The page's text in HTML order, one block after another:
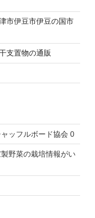
市伊豆市伊豆の国市
支置物の通販
ッフルボード協会 0
野菜の栽培情報がい